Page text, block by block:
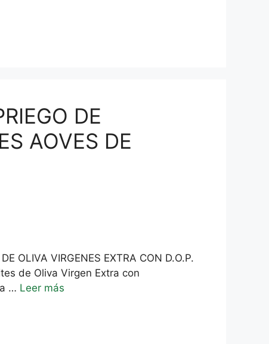
DE
AOVES DE
OLIVA VIRGENES EXTRA CON D.O.P.
de Oliva Virgen Extra con
… Leer más